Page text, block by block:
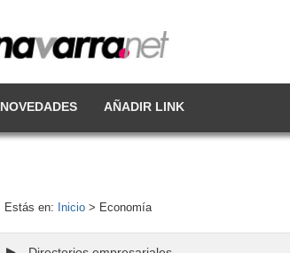
NOVEDADES AÑADIR LINK
Estás en: Inicio> Economía